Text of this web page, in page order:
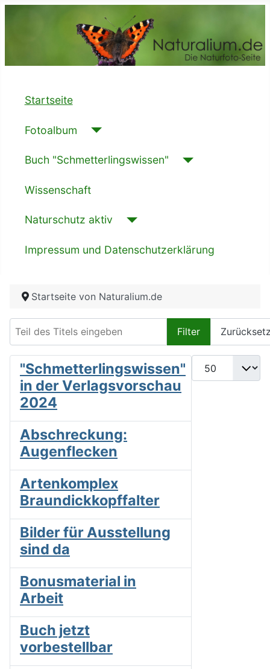
Startseite
Fotoalbum
Buch "Schmetterlingswissen"
Wissenschaft
Naturschutz aktiv
Impressum und Datenschutzerklärung
Startseite von Naturalium.de
Filter
"Schmetterlingswissen"
in der Verlagsvorschau
2024
Abschreckung:
Augenflecken
Artenkomplex
Braundickkopffalter
Bilder für Ausstellung
sind da
Bonusmaterial in
Arbeit
Buch jetzt
vorbestellbar